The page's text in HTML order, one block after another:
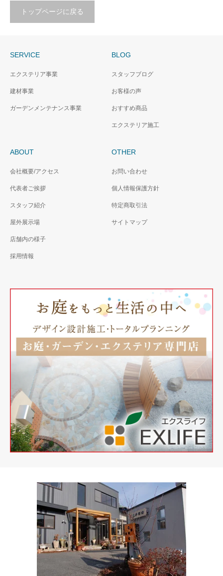
トップページに戻る
SERVICE
エクステリア事業
建材事業
ガーデンメンテナンス事業
BLOG
スタッフブログ
お客様の声
おすすめ商品
エクステリア施工
ABOUT
会社概要/アクセス
代表者ご挨拶
スタッフ紹介
屋外展示場
店舗内の様子
採用情報
OTHER
お問い合わせ
個人情報保護方針
特定商取引法
サイトマップ